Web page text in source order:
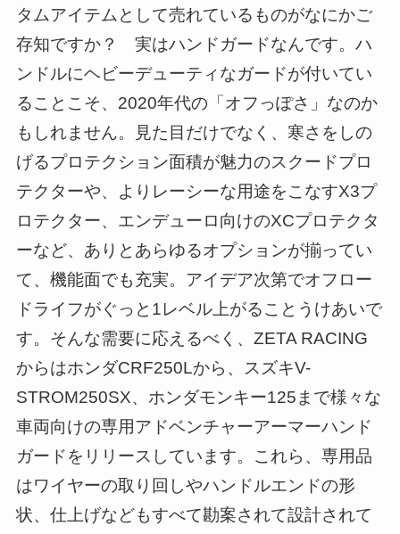
タムアイテムとして売れているものがなにかご
存知ですか？ 実はハンドガードなんです。ハ
ンドルにヘビーデューティなガードが付いてい
ることこそ、2020年代の「オフっぽさ」なのか
もしれません。見た目だけでなく、寒さをしの
げるプロテクション面積が魅力のスクードプロ
テクターや、よりレーシーな用途をこなすX3プ
ロテクター、エンデューロ向けのXCプロテクタ
ーなど、ありとあらゆるオプションが揃ってい
て、機能面でも充実。アイデア次第でオフロー
ドライフがぐっと1レベル上がることうけあいで
す。そんな需要に応えるべく、ZETA RACING
からはホンダCRF250Lから、スズキV-
STROM250SX、ホンダモンキー125まで様々な
車両向けの専用アドベンチャーアーマーハンド
ガードをリリースしています。これら、専用品
はワイヤーの取り回しやハンドルエンドの形
状、仕上げなどもすべて勘案されて設計されて